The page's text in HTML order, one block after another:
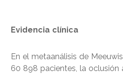
Evidencia clínica
En el metaanálisis de
60 898 pacientes, la oclusión